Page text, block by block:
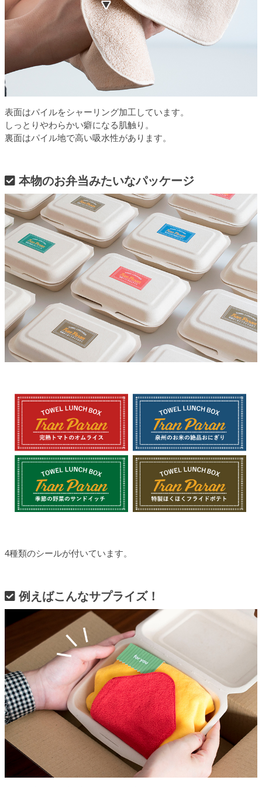
表面はパイルをシャーリング加工しています。
しっとりやわらかい癖になる肌触り。
裏面はパイル地で高い吸水性があります。
本物のお弁当みたいなパッケージ
4種類のシールが付いています。
例えばこんなサプライズ！